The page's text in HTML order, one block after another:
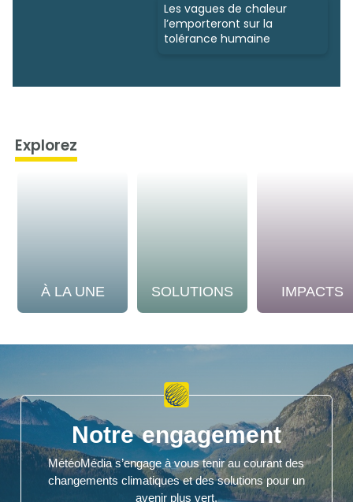
Les vagues de chaleur
l’emporteront sur la
tolérance humaine
Explorez
À LA UNE SOLUTIONS IMPACTS
Notre engagement
MétéoMédia s’engage à vous tenir au courant des
changements climatiques et des solutions pour un
avenir plus vert.